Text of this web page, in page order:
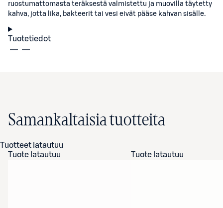
ruostumattomasta teräksestä valmistettu ja muovilla täytetty
kahva, jotta lika, bakteerit tai vesi eivät pääse kahvan sisälle.
Tuotetiedot
Samankaltaisia tuotteita
Tuotteet latautuu
Tuote latautuu
Tuote latautuu